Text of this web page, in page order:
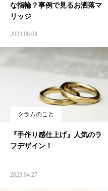
な指輪？事例で見るお洒落マ
リッジ
2023.06.04
クラムのこと
『手作り感仕上げ』人気のラ
フデザイン！
2023.04.27